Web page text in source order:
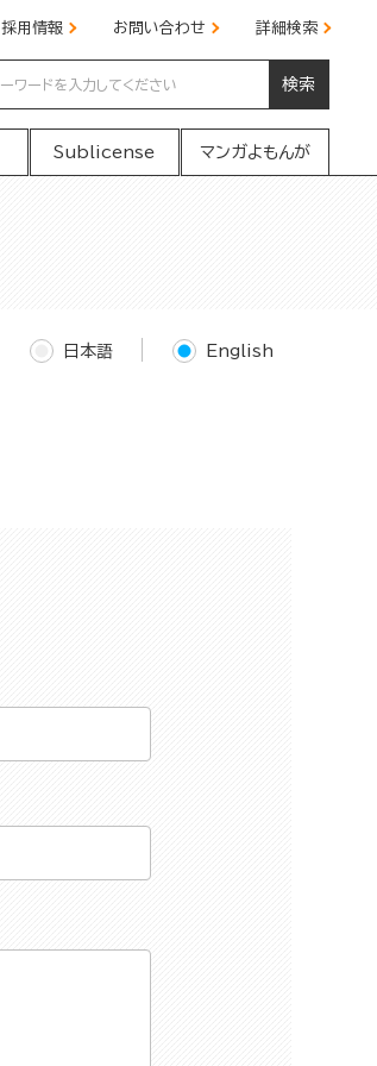
採用情報 お問い合わせ 詳細検索
検索
Sublicense マンガよもんが
日本語 English